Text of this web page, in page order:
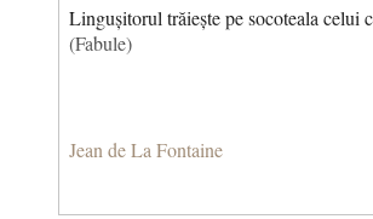
Lingușitorul trăiește pe socoteala celui
(Fabule)
Jean de La Fontaine